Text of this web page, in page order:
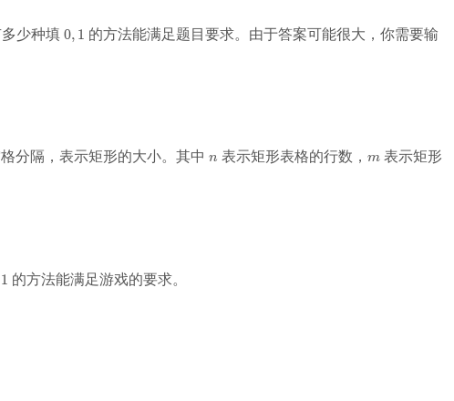
2
\
)
t
t
t
e
0
1
2
\
2
\
)
少种填 0
0, 1 的方法能满足题目要求。由于答案可能很大，你需要输
分隔，表示矩形的大小。其中 n
n 表示矩形表格的行数， m
m表示矩形
1 的方法能满足游戏的要求。